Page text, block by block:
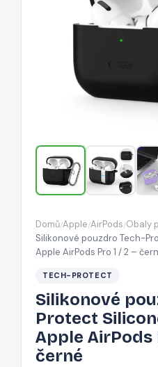
/
Domů/Apple/AirPods/Obaly
Silikonové pouzdro Tech-
Apple AirPods Pro 1 / 2 –
TECH-PROTECT
Silikonové
Protect
Apple AirPods
černé